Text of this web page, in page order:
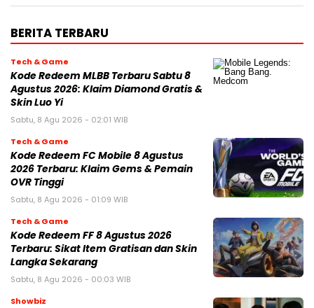
BERITA TERBARU
Tech & Game
Kode Redeem MLBB Terbaru Sabtu 8
Agustus 2026: Klaim Diamond Gratis &
Skin Luo Yi
Sabtu, 8 Agu 2026 - 02:01 WIB
Tech & Game
Kode Redeem FC Mobile 8 Agustus
2026 Terbaru: Klaim Gems & Pemain
OVR Tinggi
Sabtu, 8 Agu 2026 - 01:09 WIB
Tech & Game
Kode Redeem FF 8 Agustus 2026
Terbaru: Sikat Item Gratisan dan Skin
Langka Sekarang
Sabtu, 8 Agu 2026 - 00:03 WIB
Showbiz